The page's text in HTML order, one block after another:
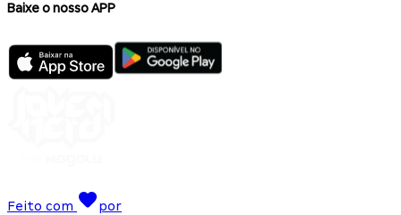
Baixe o nosso APP
Feito com
por